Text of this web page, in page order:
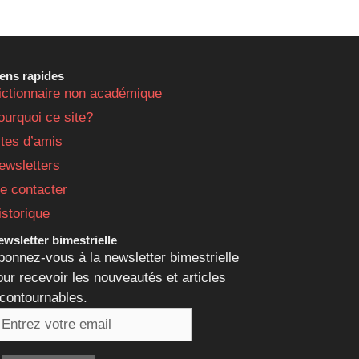
rapides
non académique
ce site?
d’amis
contacter
bimestrielle
vous à la newsletter bimestrielle
recevoir les nouveautés et articles